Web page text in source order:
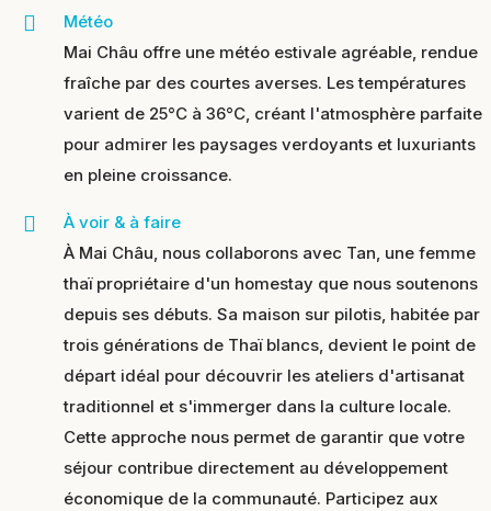
Météo
Mai Châu offre une météo estivale agréable, rendue
fraîche par des courtes averses. Les températures
varient de 25°C à 36°C, créant l'atmosphère parfaite
pour admirer les paysages verdoyants et luxuriants
en pleine croissance.
À voir & à faire
À Mai Châu, nous collaborons avec Tan, une femme
thaï propriétaire d'un homestay que nous soutenons
depuis ses débuts. Sa maison sur pilotis, habitée par
trois générations de Thaï blancs, devient le point de
départ idéal pour découvrir les ateliers d'artisanat
traditionnel et s'immerger dans la culture locale.
Cette approche nous permet de garantir que votre
séjour contribue directement au développement
économique de la communauté. Participez aux